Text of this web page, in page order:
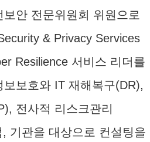
안 전문위원회 위원으로
& Privacy Services
Resilience 서비스 리더를
보호와 IT 재해복구(DR),
전사적 리스크관리
기관을 대상으로 컨설팅을